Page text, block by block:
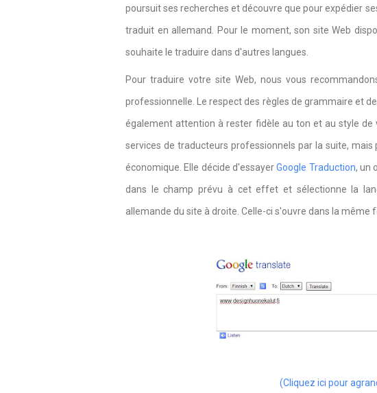
poursuit ses recherches et découvre que pour expédier
traduit en allemand. Pour le moment, son site Web
souhaite le traduire dans d'autres langues.
Pour traduire votre site Web, nous vous
professionnelle. Le respect des règles de grammaire et
également attention à rester fidèle au ton et au style de
services de traducteurs professionnels par la suite,
économique. Elle décide d'essayerGoogle Traduction, un
dans le champ prévu à cet effet et sélectionne la
allemande du site à droite. Celle-ci s'ouvre dans la même
(Cliquez ici pour